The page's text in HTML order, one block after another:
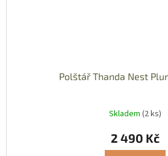
Polštář Thanda Nest
Skladem (2 ks)
2 490 Kč